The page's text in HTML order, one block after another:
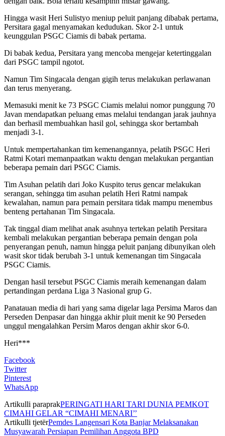
Hingga wasit Heri Sulistyo meniup peluit panjang dibabak pertama,
Persitara gagal menyamakan kedudukan. Skor 2-1 untuk
keunggulan PSGC Ciamis di babak pertama.
Di babak kedua, Persitara yang mencoba mengejar ketertinggalan
dari PSGC tampil ngotot.
Namun Tim Singacala dengan gigih terus melakukan perlawanan
dan terus menyerang.
Memasuki menit ke 73 PSGC Ciamis melalui nomor punggung 70
Javan mendapatkan peluang emas melalui tendangan jarak jauhnya
dan berhasil membuahkan hasil gol, sehingga skor bertambah
menjadi 3-1.
Untuk mempertahankan tim kemenangannya, pelatih PSGC Heri
Ratmi Kotari memanpaatkan waktu dengan melakukan pergantian
beberapa pemain dari PSGC Ciamis.
Tim Asuhan pelatih dari Joko Kuspito terus gencar melakukan
serangan, sehingga tim asuhan pelatih Heri Ratmi nampak
kewalahan, namun para pemain persitara tidak mampu menembus
benteng pertahanan Tim Singacala.
Tak tinggal diam melihat anak asuhnya tertekan pelatih Persitara
kembali melakukan pergantian beberapa pemain dengan pola
penyerangan penuh, namun hingga peluit panjang dibunyikan oleh
wasit skor tidak berubah 3-1 untuk kemenangan tim Singacala
PSGC Ciamis.
Dengan hasil tersebut PSGC Ciamis meraih kemenangan dalam
pertandingan perdana Liga 3 Nasional grup G.
Panatauan media di hari yang sama digelar laga Persima Maros dan
Perseden Denpasar dan hingga akhir pluit menit ke 90 Perseden
unggul mengalahkan Persim Maros dengan akhir skor 6-0.
Heri***
Facebook
Twitter
Pinterest
WhatsApp
Artikulli paraprakPERINGATI HARI TARI DUNIA PEMKOT
CIMAHI GELAR “CIMAHI MENARI’’
Artikulli tjetërPemdes Langensari Kota Banjar Melaksanakan
Musyawarah Persiapan Pemilihan Anggota BPD